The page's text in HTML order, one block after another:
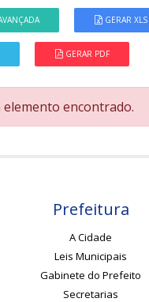
GERAR XLS
GERAR PDF
encontrado.
Prefeitura
A Cidade
Leis Municipais
Gabinete do Prefeito
Secretarias